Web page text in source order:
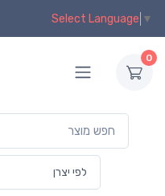
Select Language ▼
0